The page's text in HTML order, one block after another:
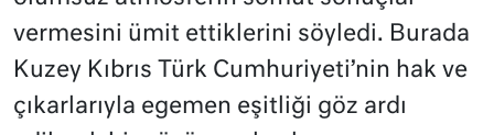
vermesini ümit ettiklerini söyledi. Burada
Kuzey Kıbrıs Türk Cumhuriyeti’nin hak ve
çıkarlarıyla egemen eşitliği göz ardı